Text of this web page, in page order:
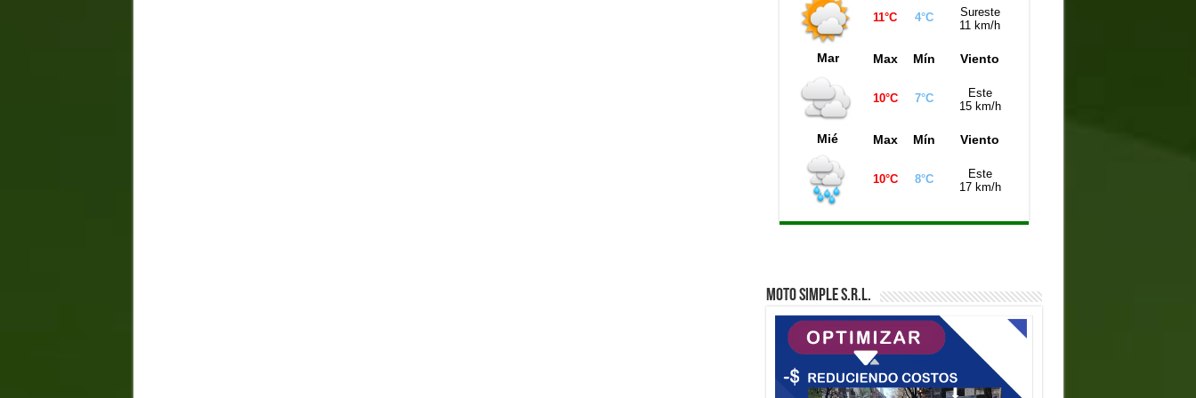
Quiniela Córdoba (21:00 hs)
11°C 4°C
Sureste
11 km/h
Mar Max Mín Viento
10°C 7°C
Este
15 km/h
Mié Max Mín Viento
10°C 8°C
Este
17 km/h
MOTO SIMPLE S.R.L.